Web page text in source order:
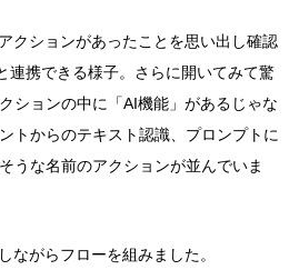
クションがあったことを思い出し確認
連携できる様子。さらに開いてみて驚
ションの中に「AI機能」があるじゃな
トからのテキスト認識、プロンプトに
うな名前のアクションが並んでいま
ながらフローを組みました。